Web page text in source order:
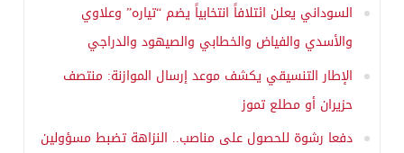
السوداني يعلن ائتلافاً انتخابياً يضم “تياره” وعلاوي
والأسدي والفياض والخطابي والصيهود والدراجي
الإطار التنسيقي يكشف موعد إرسال الموازنة: منتصف
حزيران أو مطلع تموز
دفعا رشوة للحصول على مناصب.. النزاهة تضبط مسؤولين